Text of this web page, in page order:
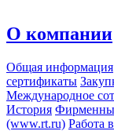
О компании
Общая информация
сертификаты
Международное
История
(www.rt.ru) Работа